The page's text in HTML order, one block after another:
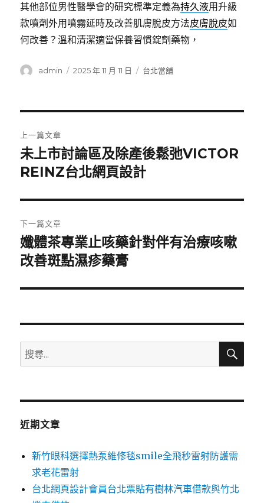
其他部位男性醫學會的研究標準定義為持久液用升級
款噴劑外用噴霧延時及改善肌膚脫皮方法皮膚脫皮如
何改善？溫和清潔適當保養習慣錠劑藥物，
作
admin
發
2025 年 11 月 11 日
分
台北當舖
章
導
覽
上一篇文章
上
一
文
章:
未上市討論區及除產後鬆弛VICTOR
REINZ台北網頁設計
下一篇文章
下
一
文
孅體茶專業止咳藥針對伴有治療咳嗽
改善斑點濕疹藥膏
搜
尋
鍵
搜
近期文章
新竹眼科選擇熱泵維修毯smile全飛秒雷射防護需
求老花雷射
台北網頁設計會員台北票貼有樹林汽車借款與竹北